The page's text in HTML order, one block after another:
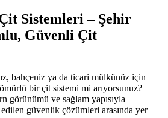
Sistemleri – Şehir
Güvenli Çit
bahçeniz ya da ticari mülkünüz için
bir çit sistemi mi arıyorsunuz?
görünümü ve sağlam yapısıyla
güvenlik çözümleri arasında yer